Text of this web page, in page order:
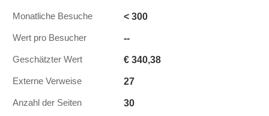
Monatliche Besuche < 300
Wert pro Besucher --
Geschätzter Wert € 340,38
Externe Verweise 27
Anzahl der Seiten 30